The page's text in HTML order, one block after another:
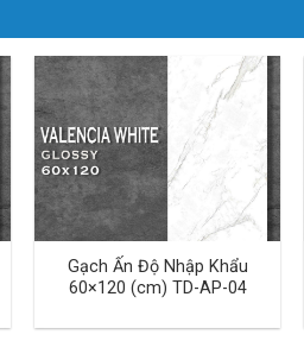
Gạch Ấn Độ Nhập Khẩu
60×120 (cm) TD-AP-04